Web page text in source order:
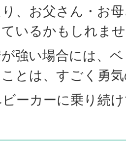
、お父さん・お
いるかもしれま
強い場合には、
とは、すごく勇
ーカーに乗り続